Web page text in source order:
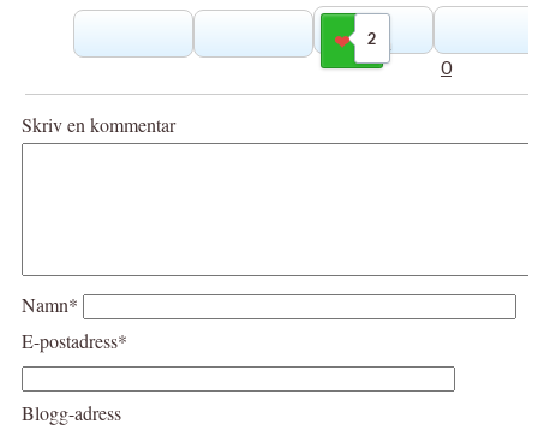
2
Gilla
0
Skriv en kommentar
Namn*
E-postadress*
Blogg-adress